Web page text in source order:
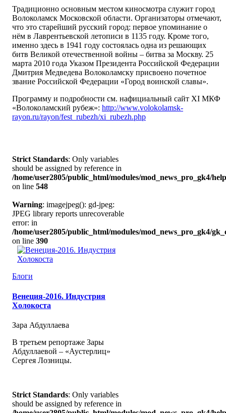
Традиционно основным местом киносмотра служит город
Волоколамск Московской области. Организаторы отмечают,
что это старейший русский город: первое упоминание о
нём в Лаврентьевской летописи в 1135 году. Кроме того,
именно здесь в 1941 году состоялась одна из решающих
битв Великой отечественной войны – битва за Москву. 25
марта 2010 года Указом Президента Российской Федерации
Дмитрия Медведева Волоколамску присвоено почетное
звание Российской Федерации «Город воинской славы».
Программу и подробности см. нафициальный сайт XI МКФ
«Волоколамский рубеж»: http://www.volokolamsk-
rayon.ru/rayon/fest_rubezh/xi_rubezh.php
Strict Standards: Only variables
should be assigned by reference in
/home/user2805/public_html/modules/mod_news_pro_gk4/
on line 548
Warning: imagejpeg(): gd-jpeg:
JPEG library reports unrecoverable
error: in
/home/user2805/public_html/modules/mod_news_pro_gk4/
on line 390
Блоги
Венеция-2016. Индустрия
Холокоста
Зара Абдуллаева
В третьем репортаже Зары
Абдуллаевой – «Аустерлиц»
Сергея Лозницы.
Strict Standards: Only variables
should be assigned by reference in